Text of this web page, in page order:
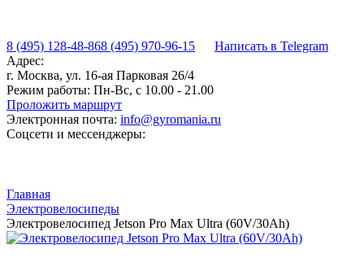
8 (495) 128-48-868 (495) 970-96-15
Написать в Telegram
Адрес:
г. Москва, ул. 16-ая Парковая 26/4
Режим работы: Пн-Вс, с 10.00 - 21.00
Проложить маршрут
Электронная почта: info@gyromania.ru
Соцсети и мессенджеры:
Главная
Электровелосипеды
Электровелосипед Jetson Pro Max Ultra (60V/30Ah)